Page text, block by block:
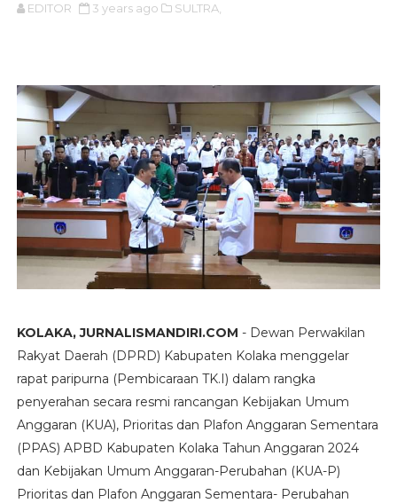
EDITOR 3 years ago SULTRA,
KOLAKA, JURNALISMANDIRI.COM - Dewan Perwakilan
Rakyat Daerah (DPRD) Kabupaten Kolaka menggelar
rapat paripurna (Pembicaraan TK.I) dalam rangka
penyerahan secara resmi rancangan Kebijakan Umum
Anggaran (KUA), Prioritas dan Plafon Anggaran Sementara
(PPAS) APBD Kabupaten Kolaka Tahun Anggaran 2024
dan Kebijakan Umum Anggaran-Perubahan (KUA-P)
Prioritas dan Plafon Anggaran Sementara- Perubahan